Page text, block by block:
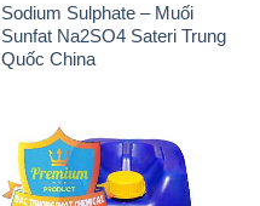
Sodium Sulphate – Muối
Sunfat Na2SO4 Sateri Trung
Quốc China